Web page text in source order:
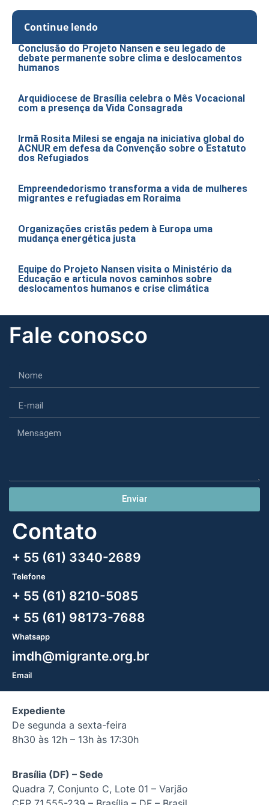
Continue lendo
Conclusão do Projeto Nansen e seu legado de
debate permanente sobre clima e deslocamentos
humanos
Arquidiocese de Brasília celebra o Mês Vocacional
com a presença da Vida Consagrada
Irmã Rosita Milesi se engaja na iniciativa global do
ACNUR em defesa da Convenção sobre o Estatuto
dos Refugiados
Empreendedorismo transforma a vida de mulheres
migrantes e refugiadas em Roraima
Organizações cristãs pedem à Europa uma
mudança energética justa
Equipe do Projeto Nansen visita o Ministério da
Educação e articula novos caminhos sobre
deslocamentos humanos e crise climática
Fale conosco
Enviar
Contato
+ 55 (61) 3340-2689
Telefone
+ 55 (61) 8210-5085
+ 55 (61) 98173-7688
Whatsapp
imdh@migrante.org.br
Email
Expediente
De segunda a sexta-feira
8h30 às 12h – 13h às 17:30h
Brasília (DF) – Sede
Quadra 7, Conjunto C, Lote 01 – Varjão